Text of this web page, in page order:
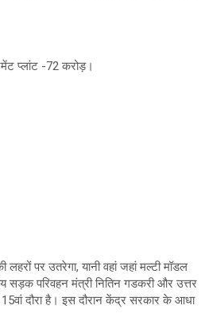
प्लांट -72 करोड़।
पर उतरेगा, यानी वहां जहां मल्टी मॉडल
सड़क परिवहन मंत्री नितिन गडकरी और उत्तर
15वां दौरा है। इस दौरान केंद्र सरकार के आधा